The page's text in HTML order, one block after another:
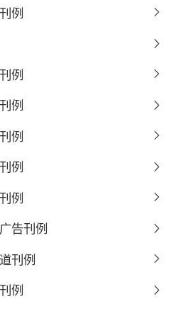
例
例
例
例
例
例
告刊例
刊例
例